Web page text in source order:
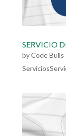
SERVICIO
byCode Bulls